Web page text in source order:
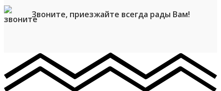
Звоните, приезжайте всегда рады Вам!